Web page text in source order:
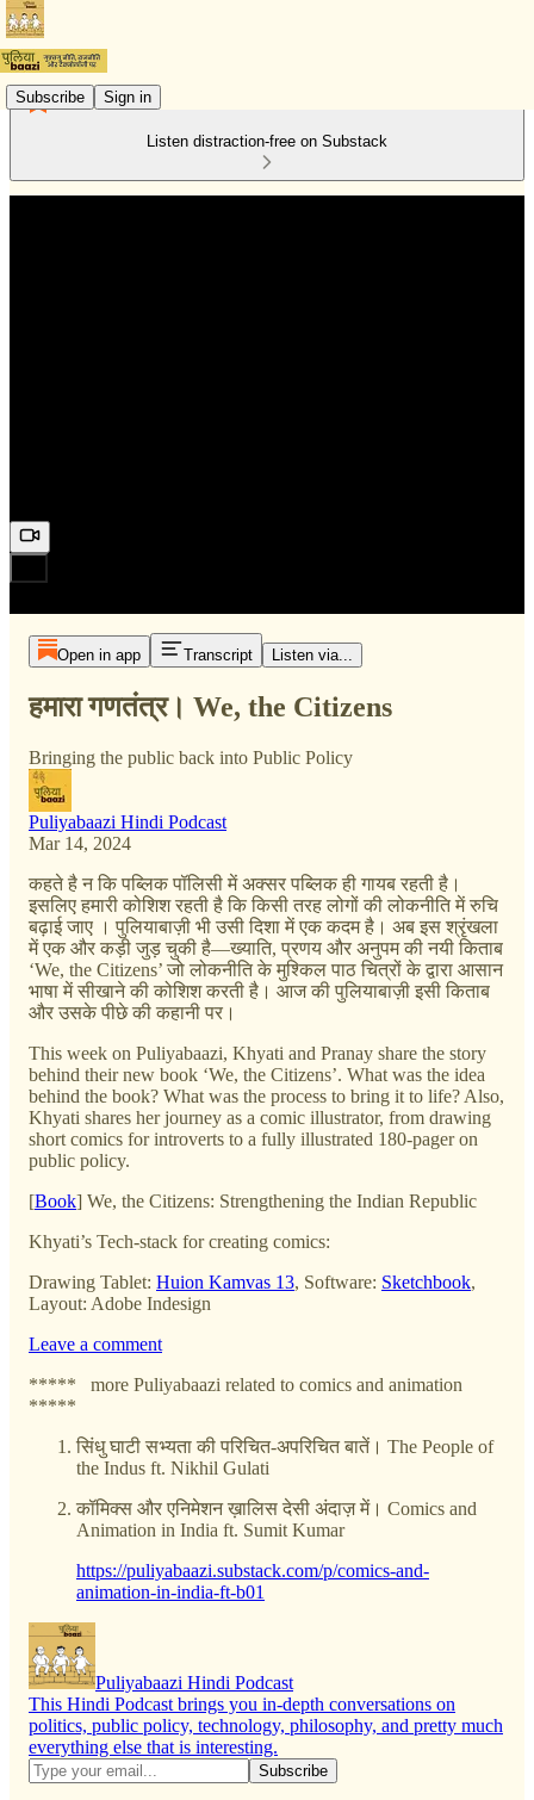
Subscribe Sign in
Listen distraction-free on Substack
Open in app Transcript Listen via...
हमारा गणतंत्र। We, the Citizens
Bringing the public back into Public Policy
Puliyabaazi Hindi Podcast
Mar 14, 2024
कहते है न कि पब्लिक पॉलिसी में अक्सर पब्लिक ही गायब रहती है।
इसलिए हमारी कोशिश रहती है कि किसी तरह लोगों की लोकनीति में रुचि
बढ़ाई जाए । पुलियाबाज़ी भी उसी दिशा में एक कदम है। अब इस श्रृंखला
में एक और कड़ी जुड़ चुकी है—ख्याति, प्रणय और अनुपम की नयी किताब
‘We, the Citizens’ जो लोकनीति के मुश्किल पाठ चित्रों के द्वारा आसान
भाषा में सीखाने की कोशिश करती है। आज की पुलियाबाज़ी इसी किताब
और उसके पीछे की कहानी पर।
This week on Puliyabaazi, Khyati and Pranay share the story
behind their new book ‘We, the Citizens’. What was the idea
behind the book? What was the process to bring it to life? Also,
Khyati shares her journey as a comic illustrator, from drawing
short comics for introverts to a fully illustrated 180-pager on
public policy.
[Book] We, the Citizens: Strengthening the Indian Republic
Khyati’s Tech-stack for creating comics:
Drawing Tablet: Huion Kamvas 13, Software: Sketchbook,
Layout: Adobe Indesign
Leave a comment
***** more Puliyabaazi related to comics and animation
*****
सिंधु घाटी सभ्यता की परिचित-अपरिचित बातें। The People of
the Indus ft. Nikhil Gulati
कॉमिक्स और एनिमेशन ख़ालिस देसी अंदाज़ में। Comics and
Animation in India ft. Sumit Kumar
https://puliyabaazi.substack.com/p/comics-and-
animation-in-india-ft-b01
Puliyabaazi Hindi Podcast
This Hindi Podcast brings you in-depth conversations on
politics, public policy, technology, philosophy, and pretty much
everything else that is interesting.